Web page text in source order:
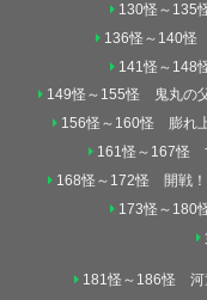
130怪～135
136怪～140怪
141怪～148
149怪～155怪 鬼丸の
156怪～160怪 膨れ
161怪～167怪
168怪～172怪 開戦！
173怪～180
181怪～186怪 河